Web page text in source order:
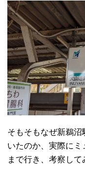
そもそもなぜ新鵜
いたのか、実際に
まで行き、考察して